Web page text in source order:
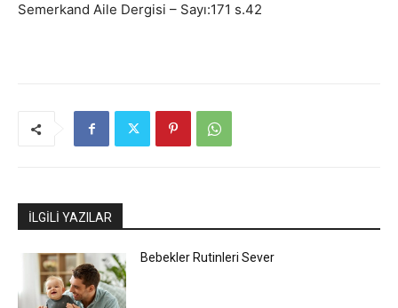
Semerkand Aile Dergisi – Sayı:171 s.42
İLGİLİ YAZILAR
Bebekler Rutinleri Sever